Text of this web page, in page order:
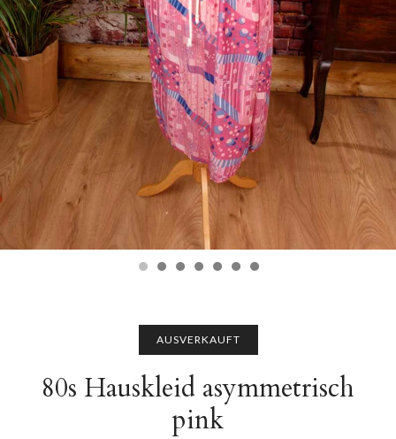
AUSVERKAUFT
80s Hauskleid asymmetrisch
pink